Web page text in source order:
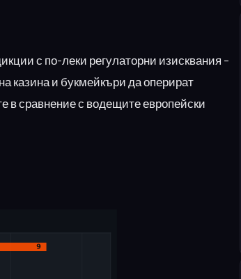
с по-леки регулаторни изисквания –
казина и букмейкъри да оперират
в сравнение с водещите европейски